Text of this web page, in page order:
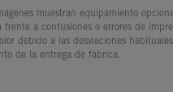
muestran equipamiento
a confusiones o errores de
debido a las desviaciones
de la entrega de fábrica.